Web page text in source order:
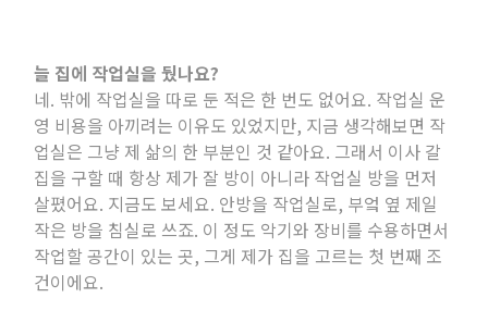
늘 집에 작업실을 뒀나요?
네. 밖에 작업실을 따로 둔 적은 한 번도 없어요. 작업실 운
영 비용을 아끼려는 이유도 있었지만, 지금 생각해보면 작
업실은 그냥 제 삶의 한 부분인 것 같아요. 그래서 이사 갈
집을 구할 때 항상 제가 잘 방이 아니라 작업실 방을 먼저
살폈어요. 지금도 보세요. 안방을 작업실로, 부엌 옆 제일
작은 방을 침실로 쓰죠. 이 정도 악기와 장비를 수용하면서
작업할 공간이 있는 곳, 그게 제가 집을 고르는 첫 번째 조
건이에요.